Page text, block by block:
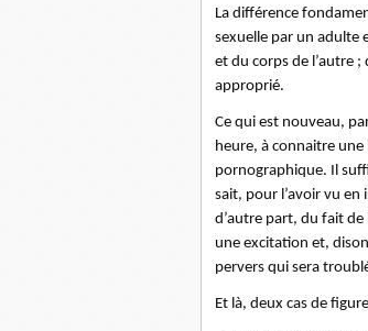
La différence
sexuelle par un adulte
et du corps de l’autre
approprié.
Ce qui est nouveau,
heure, à connaitre une
pornographique. Il
sait, pour l’avoir vu
d’autre part, du fait de
une excitation et,
pervers qui sera
Et là, deux cas de